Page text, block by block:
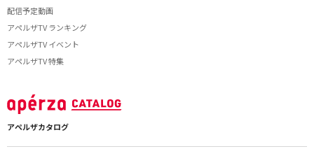
配信予定動画
アペルザTV ランキング
アペルザTV イベント
アペルザTV 特集
アペルザカタログ